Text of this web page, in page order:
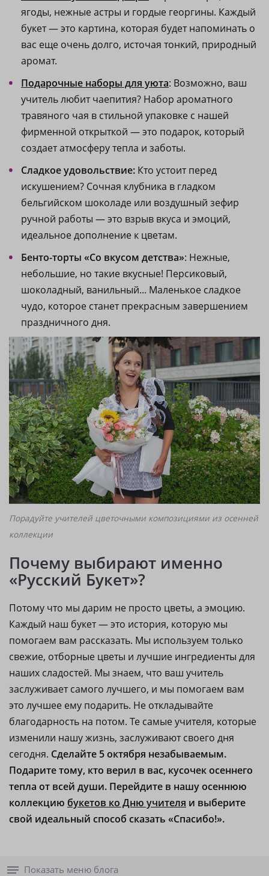
ягоды, нежные астры и гордые георгины. Каждый
букет — это картина, которая будет напоминать о
вас еще очень долго, источая тонкий, природный
аромат.
Подарочные наборы для уюта: Возможно, ваш
учитель любит чаепития? Набор ароматного
травяного чая в стильной упаковке с нашей
фирменной открыткой — это подарок, который
создает атмосферу тепла и заботы.
Сладкое удовольствие: Кто устоит перед
искушением? Сочная клубника в гладком
бельгийском шоколаде или воздушный зефир
ручной работы — это взрыв вкуса и эмоций,
идеальное дополнение к цветам.
Бенто-торты «Со вкусом детства»: Нежные,
небольшие, но такие вкусные! Персиковый,
шоколадный, ванильный... Маленькое сладкое
чудо, которое станет прекрасным завершением
праздничного дня.
Порадуйте учителей цветочными композициями из осенней
коллекции
Почему выбирают именно
«Русский Букет»?
Потому что мы дарим не просто цветы, а эмоцию.
Каждый наш букет — это история, которую мы
помогаем вам рассказать. Мы используем только
свежие, отборные цветы и лучшие ингредиенты для
наших сладостей. Мы знаем, что ваш учитель
заслуживает самого лучшего, и мы помогаем вам
это лучшее ему подарить. Не откладывайте
благодарность на потом. Те самые учителя, которые
изменили нашу жизнь, заслуживают своего дня
сегодня. Сделайте 5 октября незабываемым.
Подарите тому, кто верил в вас, кусочек осеннего
тепла от всей души. Перейдите в нашу осеннюю
коллекцию букетов ко Дню учителя и выберите
свой идеальный способ сказать «Спасибо!».
Показать меню блога